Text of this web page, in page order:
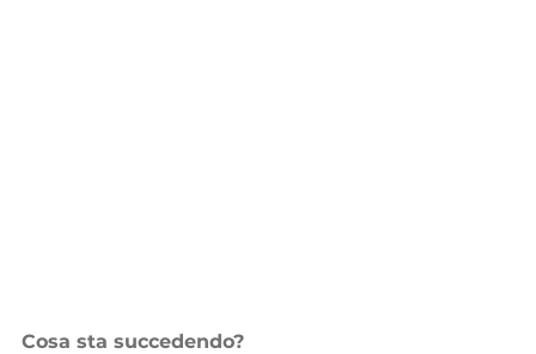
Cosa sta succedendo?